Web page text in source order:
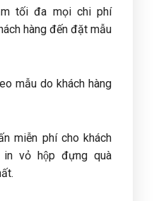
tối đa mọi chi phí
hàng đến đặt mẫu
mẫu do khách hàng
miễn phí cho khách
in vỏ hộp đựng quà